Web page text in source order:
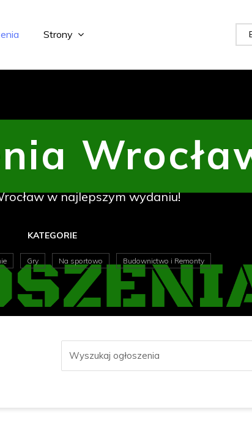
Strony
w najlepszym wydaniu!
KATEGORIE
Gry Na sportowo Budownictwo i Remonty